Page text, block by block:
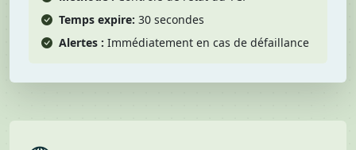
Temps expire: 30 secondes
Alertes : Immédiatement en cas de défaillance